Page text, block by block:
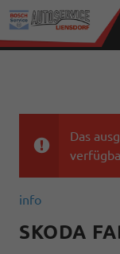
Das
info
SKODA